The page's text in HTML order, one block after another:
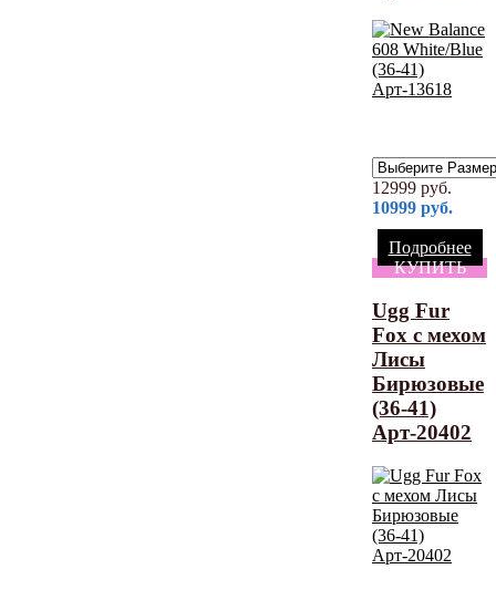
12999 руб.
10999 руб.
Подробнее
КУПИТЬ
Ugg Fur
Fox с мехом
Лисы
Бирюзовые
(36-41)
Арт-20402